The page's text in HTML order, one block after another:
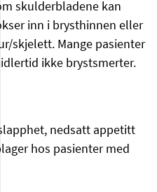
skulderbladene kan
inn i brysthinnen eller
skjelett. Mange pasienter
ikke brystsmerter.
nedsatt appetitt
hos pasienter med